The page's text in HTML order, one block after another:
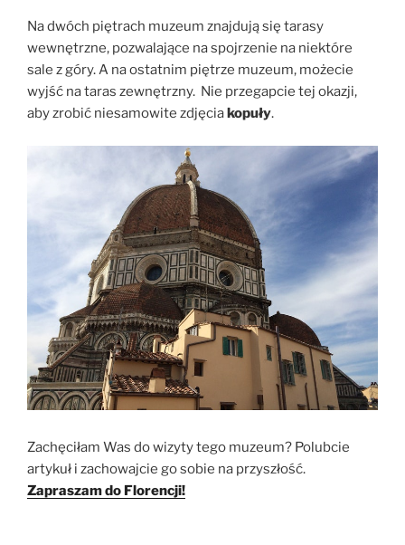
Na dwóch piętrach muzeum znajdują się tarasy
wewnętrzne, pozwalające na spojrzenie na niektóre
sale z góry. A na ostatnim piętrze muzeum, możecie
wyjść na taras zewnętrzny. Nie przegapcie tej okazji,
aby zrobić niesamowite zdjęcia kopuły.
Zachęciłam Was do wizyty tego muzeum? Polubcie
artykuł i zachowajcie go sobie na przyszłość.
Zapraszam do Florencji!